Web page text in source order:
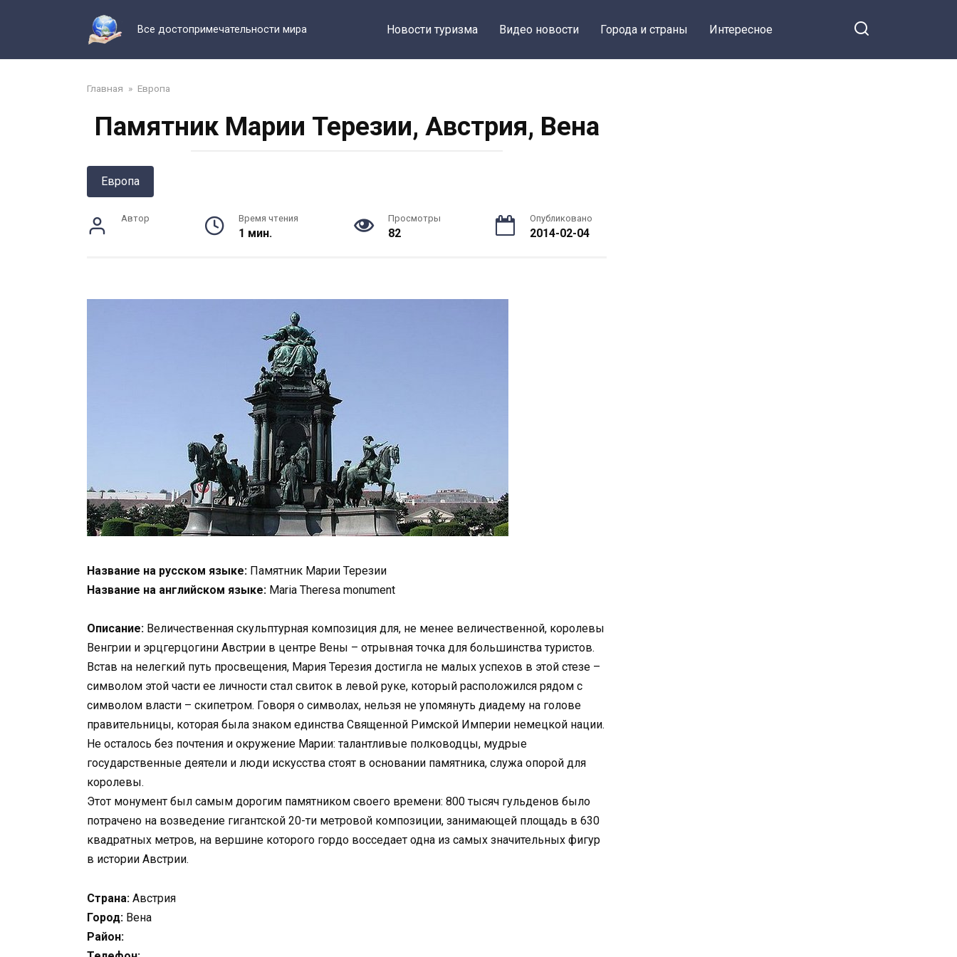
Все достопримечательности мира Новости туризма Видео новости Города и страны Интересное
Главная » Европа
Памятник Марии Терезии, Австрия, Вена
Европа
Автор Время чтения
1 мин.
Просмотры
82
Опубликовано
2014-02-04
Название на русском языке: Памятник Марии Терезии
Название на английском языке: Maria Theresa monument
Описание: Величественная скульптурная композиция для, не менее величественной, королевы
Венгрии и эрцгерцогини Австрии в центре Вены – отрывная точка для большинства туристов.
Встав на нелегкий путь просвещения, Мария Терезия достигла не малых успехов в этой стезе –
символом этой части ее личности стал свиток в левой руке, который расположился рядом с
символом власти – скипетром. Говоря о символах, нельзя не упомянуть диадему на голове
правительницы, которая была знаком единства Священной Римской Империи немецкой нации.
Не осталось без почтения и окружение Марии: талантливые полководцы, мудрые
государственные деятели и люди искусства стоят в основании памятника, служа опорой для
королевы.
Этот монумент был самым дорогим памятником своего времени: 800 тысяч гульденов было
потрачено на возведение гигантской 20-ти метровой композиции, занимающей площадь в 630
квадратных метров, на вершине которого гордо восседает одна из самых значительных фигур
в истории Австрии.
Страна: Австрия
Город: Вена
Район: